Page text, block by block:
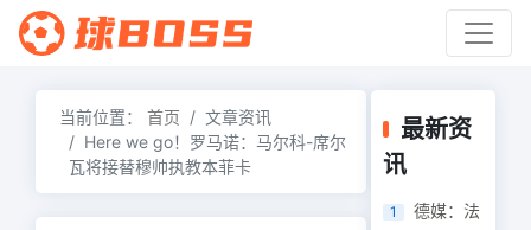
当前位置： 首页
文章资讯
Here we go！罗马诺：马尔科-席尔
瓦将接替穆帅执教本菲卡
最新资
讯
1
德媒：法